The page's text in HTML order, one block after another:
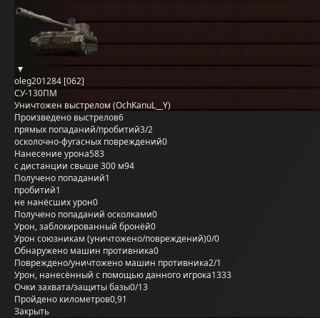
oleg201284 [062]
СУ-130ПМ
Уничтожен выстрелом (OchKanuL__Y)
Произведено выстрелов6
прямых попаданий/пробитий3/2
осколочно-фугасных повреждений0
Нанесение урона583
с дистанции свыше 300 м94
Получено попаданий1
пробитий1
не нанёсших урон0
Получено попаданий осколками0
Урон, заблокированный бронёй0
Урон союзникам (уничтожено/повреждений)0/0
Обнаружено машин противника0
Повреждено/уничтожено машин противника2/1
Урон, нанесённый с помощью данного игрока1333
Очки захвата/защиты базы0/13
Пройдено километров0,91
Закрыть